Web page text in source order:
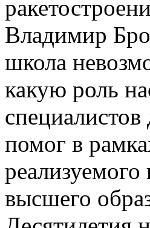
Владимир
школа
какую роль
помог в
высшего